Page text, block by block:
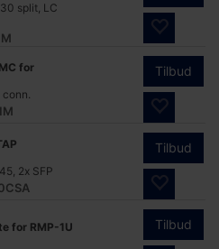
split, LC
for
Tilbud
2x SFP
Tilbud
for RMP-1U
Tilbud